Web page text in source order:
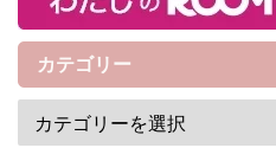
に入りのお米です。 青森は”自
然が多く食 ...
カテゴリー